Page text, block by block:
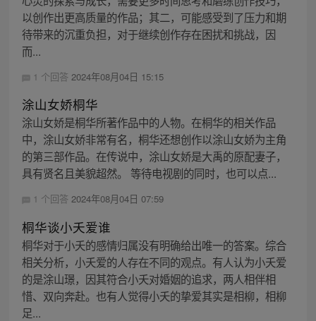
以创作出更高质量的作品；其二，可能感受到了压力和期
待带来的沉重负担，对于继续创作存在困扰和挑战，因
而...
1 个回答 2024年08月04日 15:15
涂山女娇桐华
涂山女娇是桐华所著作品中的人物。在桐华的相关作品
中，涂山女娇非常有名，桐华还想创作以涂山女娇为主角
的第三部作品。在传说中，涂山女娇是大禹的原配妻子，
具有贤名且美貌超然。 等待电视剧的同时，也可以点...
1 个回答 2024年08月04日 07:59
桐华谈小夭爱谁
桐华对于小夭的感情归属没有明确给出唯一的答案。综合
相关分析，小夭爱的人存在不同的观点。有人认为小夭爱
的是涂山璟，因其符合小夭对婚姻的追求，两人相伴相
惜、双向奔赴。也有人觉得小夭的挚爱其实是相柳，相柳
足...